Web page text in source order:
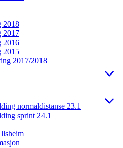
2018
2017
2016
2015
2017/2018
normaldistanse 23.1
sprint 24.1